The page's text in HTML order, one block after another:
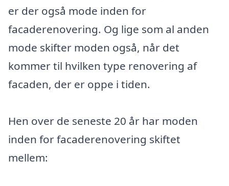
er der også mode inden for
facaderenovering. Og lige som al anden
mode skifter moden også, når det
kommer til hvilken type renovering af
facaden, der er oppe i tiden.
Hen over de seneste 20 år har moden
inden for facaderenovering skiftet
mellem: